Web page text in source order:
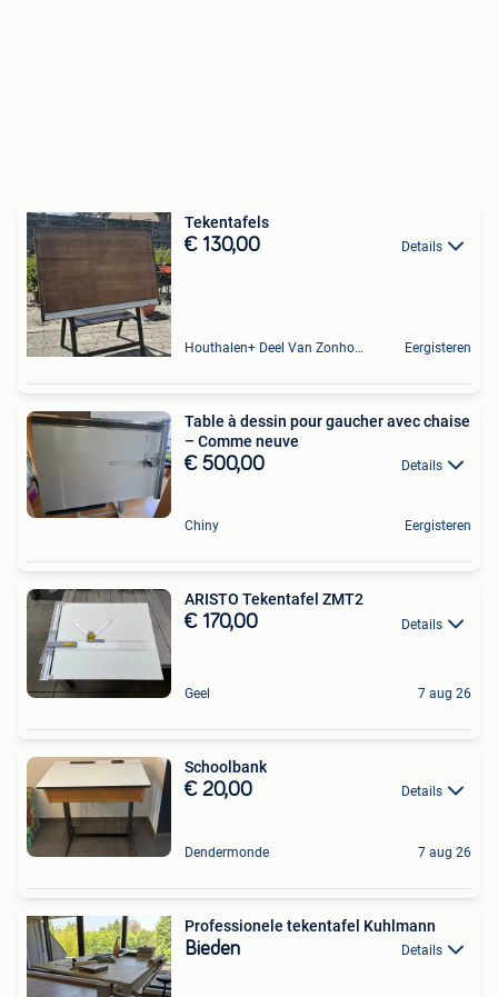
Tekentafels
€ 130,00 Details
Houthalen+ Deel Van Zonhoven En Zolder Eergisteren
Table à dessin pour gaucher avec chaise
– Comme neuve
€ 500,00 Details
Chiny Eergisteren
ARISTO Tekentafel ZMT2
€ 170,00 Details
Geel 7 aug 26
Schoolbank
€ 20,00 Details
Dendermonde 7 aug 26
Professionele tekentafel Kuhlmann
Bieden Details